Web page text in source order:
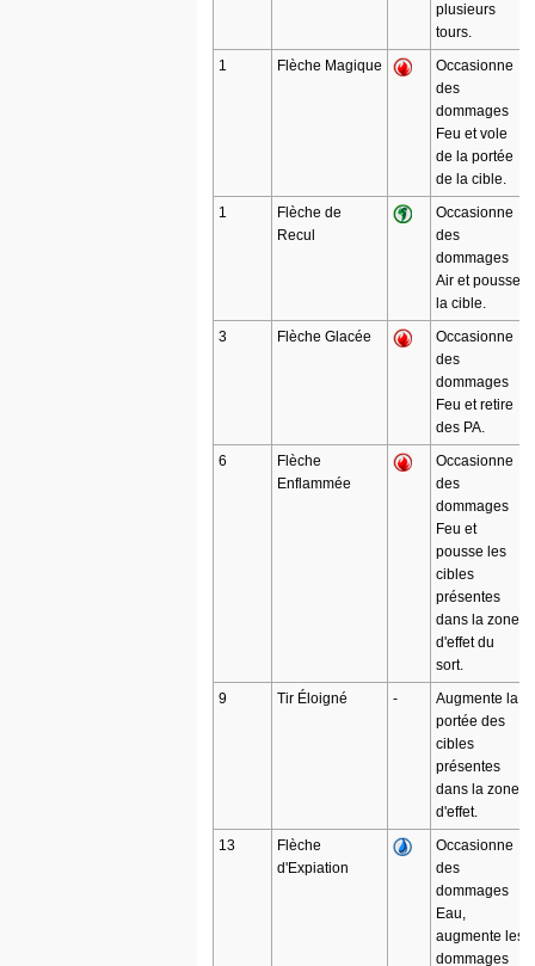
plusieurs
tours.
1
Flèche Magique
Occasionne
des
dommages
Feu et vole
de la portée
de la cible.
1
Flèche de
Recul
Occasionne
des
dommages
Air et pousse
la cible.
3
Flèche Glacée
Occasionne
des
dommages
Feu et retire
des PA.
6
Flèche
Enflammée
Occasionne
des
dommages
Feu et
pousse les
cibles
présentes
dans la zone
d'effet du
sort.
9
Tir Éloigné -
Augmente la
portée des
cibles
présentes
dans la zone
d'effet.
13
Flèche
d'Expiation
Occasionne
des
dommages
Eau,
augmente les
dommages